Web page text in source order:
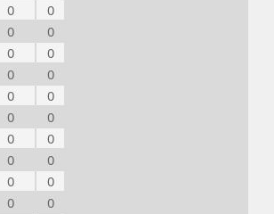
0
0
0
0
0
0
0
0
0
0
0
0
0
0
0
0
0
0
0
0